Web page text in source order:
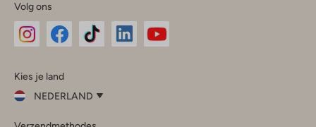
Volg ons
InstagramFacebook
Kies je land
NEDERLAND